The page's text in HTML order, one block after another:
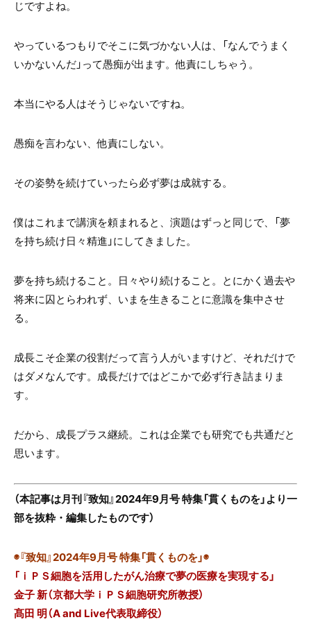
じですよね。
やっているつもりでそこに気づかない人は、「なんでうまく
いかないんだ」って愚痴が出ます。他責にしちゃう。
本当にやる人はそうじゃないですね。
愚痴を言わない、他責にしない。
その姿勢を続けていったら必ず夢は成就する。
僕はこれまで講演を頼まれると、演題はずっと同じで、「夢
を持ち続け日々精進」にしてきました。
夢を持ち続けること。日々やり続けること。とにかく過去や
将来に囚とらわれず、いまを生きることに意識を集中させ
る。
成長こそ企業の役割だって言う人がいますけど、それだけで
はダメなんです。成長だけではどこかで必ず行き詰まりま
す。
だから、成長プラス継続。これは企業でも研究でも共通だと
思います。
（本記事は月刊『致知』2024年9月号 特集「貫くものを」より一
部を抜粋・編集したものです）
◉『致知』2024年9月号 特集「貫くものを」◉
「ｉＰＳ細胞を活用したがん治療で夢の医療を実現する」
金子 新（京都大学ｉＰＳ細胞研究所教授）
髙田 明（A and Live代表取締役）